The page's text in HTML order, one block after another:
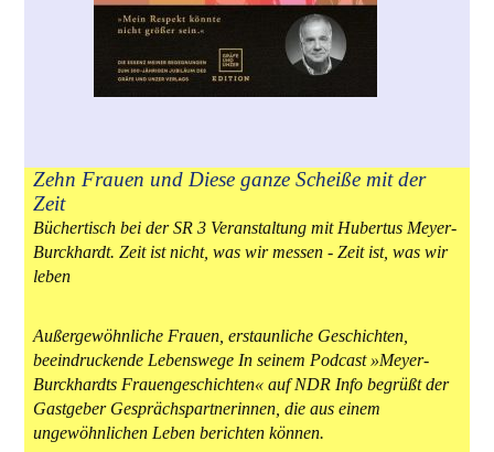
Zehn Frauen und Diese ganze Scheiße mit der
Zeit
Büchertisch bei der SR 3 Veranstaltung mit Hubertus Meyer-
Burckhardt. Zeit ist nicht, was wir messen - Zeit ist, was wir
leben
Außergewöhnliche Frauen, erstaunliche Geschichten,
beeindruckende Lebenswege In seinem Podcast »Meyer-
Burckhardts Frauengeschichten« auf NDR Info begrüßt der
Gastgeber Gesprächspartnerinnen, die aus einem
ungewöhnlichen Leben berichten können.